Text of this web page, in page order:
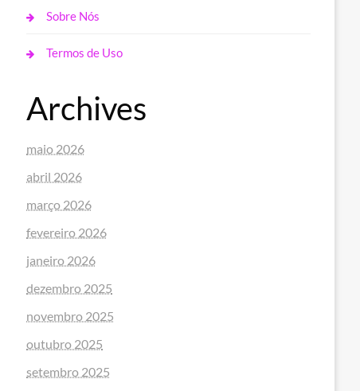
Sobre Nós
Termos de Uso
Archives
maio 2026
abril 2026
março 2026
fevereiro 2026
janeiro 2026
dezembro 2025
novembro 2025
outubro 2025
setembro 2025